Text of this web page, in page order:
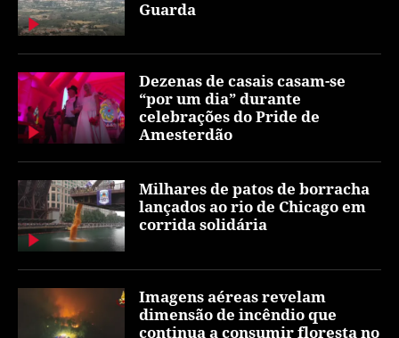
Guarda
Dezenas de casais casam-se
“por um dia” durante
celebrações do Pride de
Amesterdão
Milhares de patos de borracha
lançados ao rio de Chicago em
corrida solidária
Imagens aéreas revelam
dimensão de incêndio que
continua a consumir floresta no